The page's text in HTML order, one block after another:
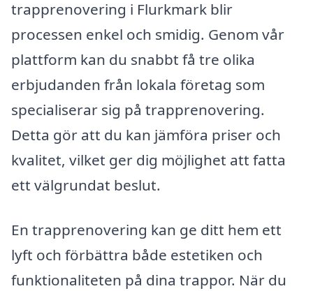
trapprenovering i Flurkmark blir
processen enkel och smidig. Genom vår
plattform kan du snabbt få tre olika
erbjudanden från lokala företag som
specialiserar sig på trapprenovering.
Detta gör att du kan jämföra priser och
kvalitet, vilket ger dig möjlighet att fatta
ett välgrundat beslut.
En trapprenovering kan ge ditt hem ett
lyft och förbättra både estetiken och
funktionaliteten på dina trappor. När du